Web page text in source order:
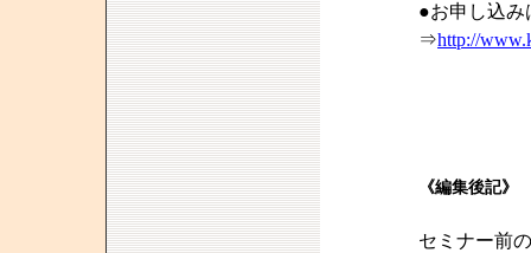
●お申し込み
⇒http://
《編集後記》
セミナー前